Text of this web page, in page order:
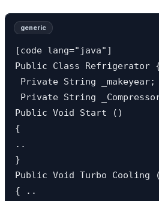
[code lang="java"]
Public Class
Private String _makeyear;
Private String
Public Void Start ()
{
..
}
Public Void Turbo Cooling
{ ..